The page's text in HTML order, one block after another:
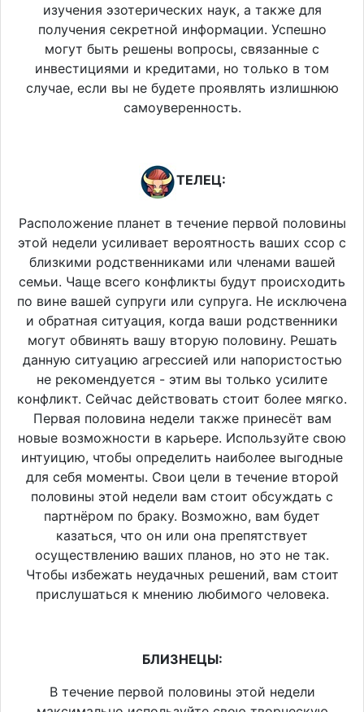
изучения эзотерических наук, а также для
получения секретной информации. Успешно
могут быть решены вопросы, связанные с
инвестициями и кредитами, но только в том
случае, если вы не будете проявлять излишнюю
самоуверенность.
ТЕЛЕЦ:
Расположение планет в течение первой половины
этой недели усиливает вероятность ваших ссор с
близкими родственниками или членами вашей
семьи. Чаще всего конфликты будут происходить
по вине вашей супруги или супруга. Не исключена
и обратная ситуация, когда ваши родственники
могут обвинять вашу вторую половину. Решать
данную ситуацию агрессией или напористостью
не рекомендуется - этим вы только усилите
конфликт. Сейчас действовать стоит более мягко.
Первая половина недели также принесёт вам
новые возможности в карьере. Используйте свою
интуицию, чтобы определить наиболее выгодные
для себя моменты. Свои цели в течение второй
половины этой недели вам стоит обсуждать с
партнёром по браку. Возможно, вам будет
казаться, что он или она препятствует
осуществлению ваших планов, но это не так.
Чтобы избежать неудачных решений, вам стоит
прислушаться к мнению любимого человека.
БЛИЗНЕЦЫ:
В течение первой половины этой недели